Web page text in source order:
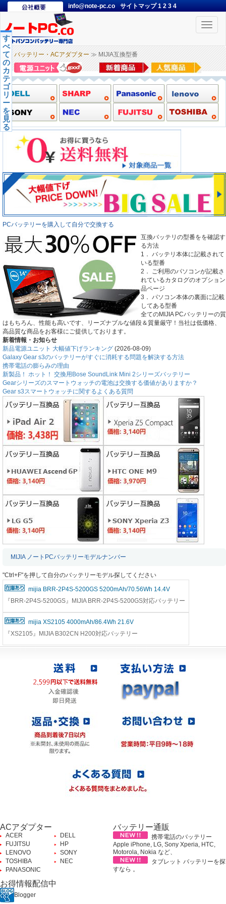
info@note-pc.co サイトマップ1 2 3 4
Toggle
バッテリー・ACアダプター ≫ MIJIA互換型番
す
べ
て
の
カ
テ
ゴ
リ
ー
を
見
る
PCバッテリーを購入して自分で交換する
互換バッテリの型番をを確認す
る方法
1． バッテリ本体に記載されて
いる型番
2． ご利用のパソコンが記載さ
れているカタログのオプション
品ページ
3． パソコン本体の裏面に記載
してある型番
全てのMIJIA PCバッテリーの質
はもちろん、性能も高いです、リーズナブルな値段＆質量厳守！当社は低価格、
高品質な商品をお客様にご提供しております。
新着情報・お知らせ
新品電源ユニット 大幅値下げランキング (2026-08-09)
Galaxy Gear s3のバッテリーがすぐに消耗する問題を解決する方法
携帯電話の膨らみの理由
新製品！ ホット！ 交換用Bose SoundLink Mini 2シリーズバッテリー
Gearシリーズのスマートウォッチの電池は交換する価値がありますか？
Gear s3スマートウォッチに関するよくある質問
MIJIA ノートPCバッテリーモデルナンバー
"Ctrl+F"を押して自分のバッテリーモデル探してください
mijia BRR-2P4S-5200GS 5200mAh/70.56Wh 14.4V
『BRR-2P4S-5200GS』MIJIA BRR-2P4S-5200GS対応バッテリー
mijia XS2105 4000mAh/86.4Wh 21.6V
『XS2105』MIJIA B302CN H200対応バッテリー
ACアダプター
ACER
DELL
FUJITSU
HP
LENOVO
SONY
TOSHIBA
NEC
PANASONIC
バッテリー通販
携帯電話のバッテリー
Apple iPhone, LG, Sony Xperia, HTC,
Motorola, Nokia など、
タブレット バッテリーを探
すなら 。
お得情報配信中
Blogger